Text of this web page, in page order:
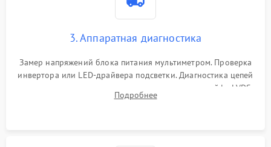
3. Аппаратная диагностика
Замер напряжений блока питания мультиметром. Проверка
инвертора или LED-драйвера подсветки. Диагностика цепей
питания скалера и тестирование сигналов на шлейфе LVDS
Подробнее